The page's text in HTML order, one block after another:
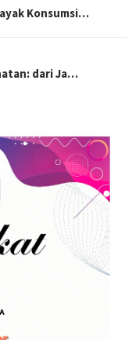
Konsumsi…
dari Ja…